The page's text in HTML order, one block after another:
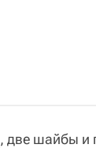
, две шайбы и